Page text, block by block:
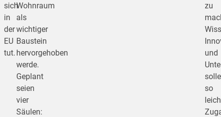
sich
in
der
EU
tut.
Wohnraum
als
wichtiger
Baustein
hervorgehoben
werde.
Geplant
seien
vier
Säulen:
zu
und
so